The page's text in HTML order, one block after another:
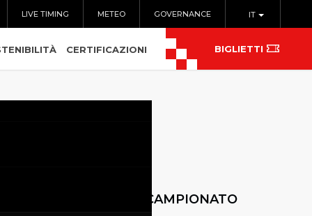
IT
LIVE TIMING METEO GOVERNANCE
CERTIFICAZIONI BIGLIETTI
D’ITALIA BREMBO- CAMPIONATO